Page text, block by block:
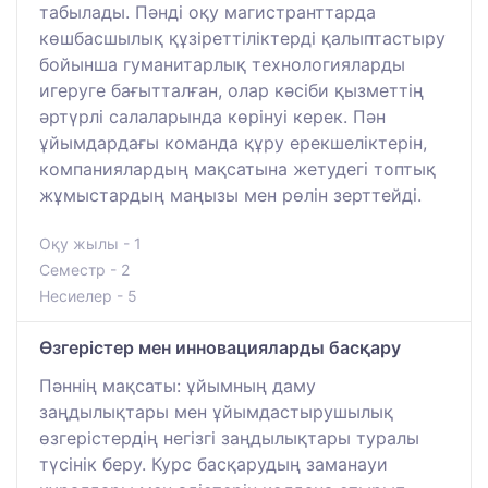
табылады. Пәнді оқу магистранттарда
көшбасшылық құзіреттіліктерді қалыптастыру
бойынша гуманитарлық технологияларды
игеруге бағытталған, олар кәсіби қызметтің
әртүрлі салаларында көрінуі керек. Пән
ұйымдардағы команда құру ерекшеліктерін,
компаниялардың мақсатына жетудегі топтық
жұмыстардың маңызы мен рөлін зерттейді.
Оқу жылы - 1
Семестр - 2
Несиелер - 5
Өзгерістер мен инновацияларды басқару
Пәннің мақсаты: ұйымның даму
заңдылықтары мен ұйымдастырушылық
өзгерістердің негізгі заңдылықтары туралы
түсінік беру. Курс басқарудың заманауи